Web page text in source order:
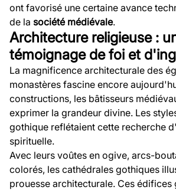
ont favorisé une certaine avance
de la société médiévale.
Architecture religieuse :
témoignage de foi et
La magnificence architecturale des
monastères fascine encore
constructions, les bâtisseurs
exprimer la grandeur divine. Les
gothique reflétaient cette recherche
spirituelle.
Avec leurs voûtes en ogive, arcs-
colorés, les cathédrales gothiques
prouesse architecturale. Ces édifices